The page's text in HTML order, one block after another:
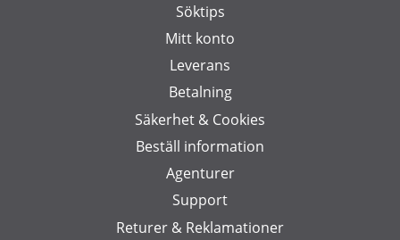
Söktips
Mitt konto
Leverans
Betalning
Säkerhet & Cookies
Beställ information
Agenturer
Support
Returer & Reklamationer